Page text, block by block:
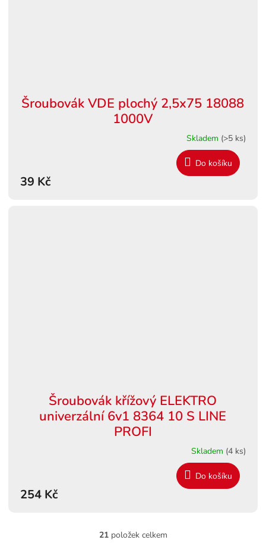
Šroubovák VDE plochý 2,5x75 18088
1000V
Skladem (>5 ks)
39 Kč
Do košíku
Šroubovák křížový ELEKTRO
univerzální 6v1 8364 10 S LINE
PROFI
Skladem (4 ks)
254 Kč
Do košíku
O
21položek celkem